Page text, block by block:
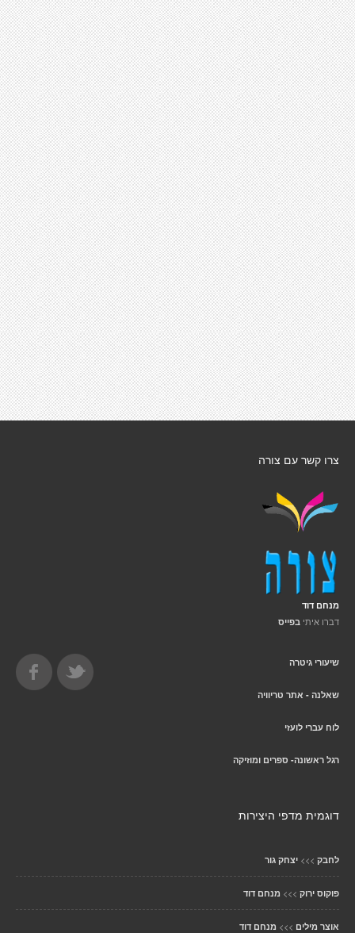
צרו קשר עם צורה
מנחם דוד
דברו איתי בפייס
שיעורי גיטרה
שאלנה - אתר טריוויה
לוח עברי לועזי
רגל ראשונה- ספרים ומוזיקה
דוגמית מדפי היצירות
לחבק >>> יצחק גור
פוקוס ירוק >>> מנחם דוד
אוצר מילים >>> מנחם דוד